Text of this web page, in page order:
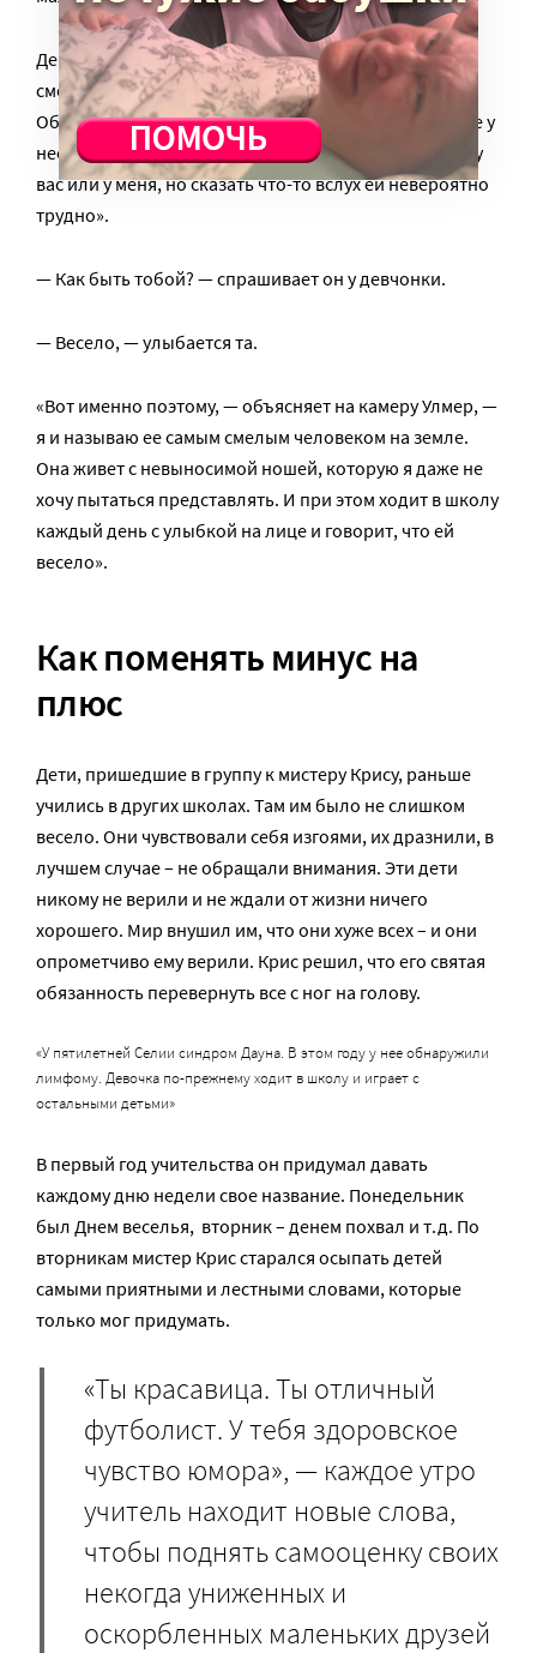
Девушку с речевой апраксией он называет самым
смелым и мужественным человеком на земле.
Объясняет зрителям, что за болезнь такая: «в голове у
нее постоянно идет тот же безмолвный диалог, что у
вас или у меня, но сказать что-то вслух ей невероятно
трудно».
— Как быть тобой? — спрашивает он у девчонки.
— Весело, — улыбается та.
«Вот именно поэтому, — объясняет на камеру Улмер, —
я и называю ее самым смелым человеком на земле.
Она живет с невыносимой ношей, которую я даже не
хочу пытаться представлять. И при этом ходит в школу
каждый день с улыбкой на лице и говорит, что ей
весело».
Как поменять минус на
плюс
Дети, пришедшие в группу к мистеру Крису, раньше
учились в других школах. Там им было не слишком
весело. Они чувствовали себя изгоями, их дразнили, в
лучшем случае – не обращали внимания. Эти дети
никому не верили и не ждали от жизни ничего
хорошего. Мир внушил им, что они хуже всех – и они
опрометчиво ему верили. Крис решил, что его святая
обязанность перевернуть все с ног на голову.
«У пятилетней Селии синдром Дауна. В этом году у нее обнаружили
лимфому. Девочка по-прежнему ходит в школу и играет с
остальными детьми»
В первый год учительства он придумал давать
каждому дню недели свое название. Понедельник
был Днем веселья, вторник – денем похвал и т.д. По
вторникам мистер Крис старался осыпать детей
самыми приятными и лестными словами, которые
только мог придумать.
«Ты красавица. Ты отличный
футболист. У тебя здоровское
чувство юмора», — каждое утро
учитель находит новые слова,
чтобы поднять самооценку своих
некогда униженных и
оскорбленных маленьких друзей